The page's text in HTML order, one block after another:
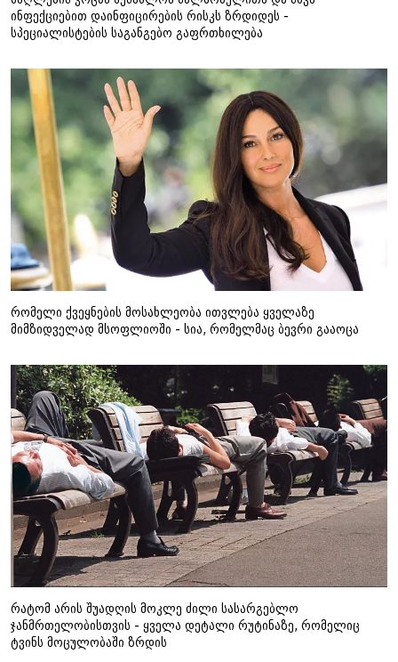
ინფექციებით დაინფიცირების რისკს ზრდიდეს -
სპეციალისტების საგანგებო გაფრთხილება
რომელი ქვეყნების მოსახლეობა ითვლება ყველაზე
მიმზიდველად მსოფლიოში - სია, რომელმაც ბევრი გააოცა
რატომ არის შუადღის მოკლე ძილი სასარგებლო
ჯანმრთელობისთვის - ყველა დეტალი რუტინაზე, რომელიც
ტვინს მოცულობაში ზრდის